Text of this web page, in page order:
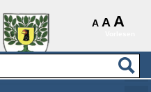
A A A